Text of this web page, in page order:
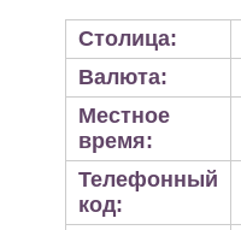
Столица:
Валюта:
Местное
время:
Телефонный
код: